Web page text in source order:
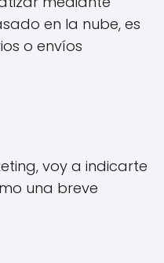
en la nube, es
o envíos
voy a indicarte
una breve